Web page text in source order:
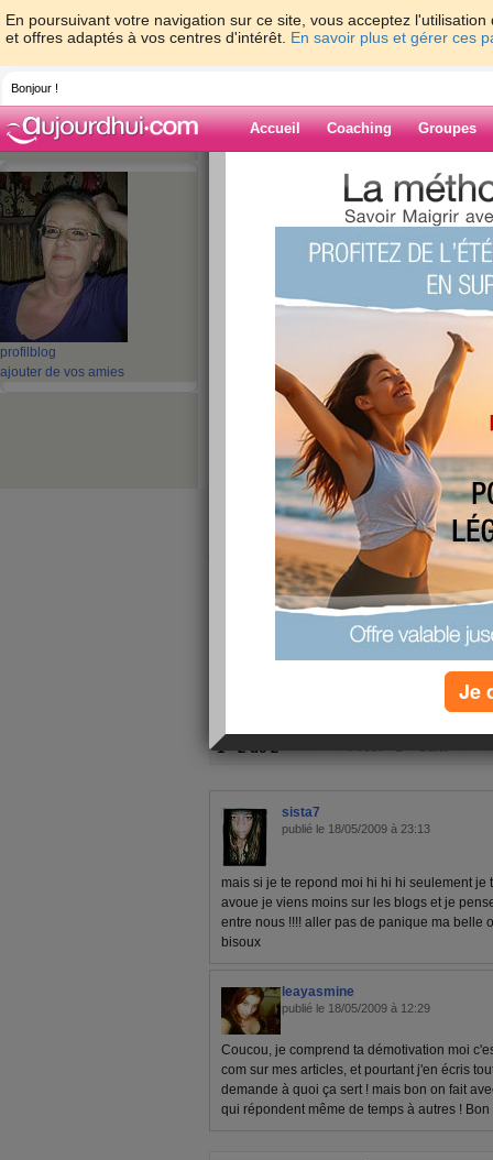
En poursuivant votre navigation sur ce site, vous acceptez
et offres adaptés à vos centres d'intérêt. En savoir plus et gérer ces
Bonjour !
Accueil Coaching Groupes
profil blog
ajouter de vos amies
> > lundi
Blog de
lundi
mème si je n'est plus beaucoup
je vous souhaitent une bonne
quoi finalement ??? pas à grand
monde répond !!!!!
1 - 2 de 2 « ‹ Préc. 1 Suiv. › »
sista7
publié le 18/05/2009 à 23:13
mais si je te repond moi hi hi hi seulement je
avoue je viens moins sur les blogs et je
entre nous !!!! aller pas de panique ma belle
bisoux
leayasmine
publié le 18/05/2009 à 12:29
Coucou, je comprend ta démotivation moi
com sur mes articles, et pourtant j'en écris
demande à quoi ça sert ! mais bon on fait
qui répondent même de temps à autres !
Je